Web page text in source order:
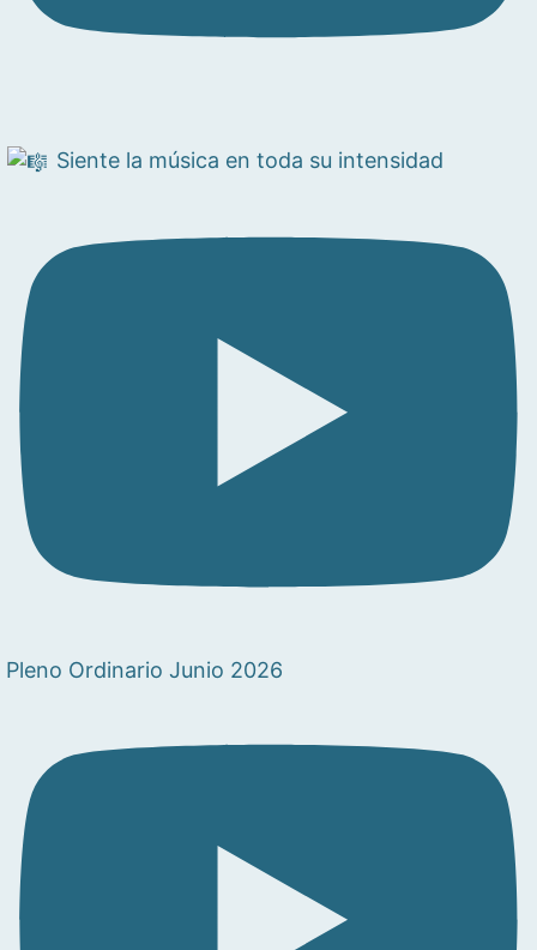
Siente la música en toda su intensidad
Pleno Ordinario Junio 2026